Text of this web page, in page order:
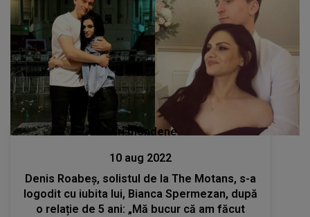
Stiri mondene
10 aug 2022
Denis Roabeș, solistul de la The Motans, s-a
logodit cu iubita lui, Bianca Spermezan, după
o relație de 5 ani: „Mă bucur că am făcut